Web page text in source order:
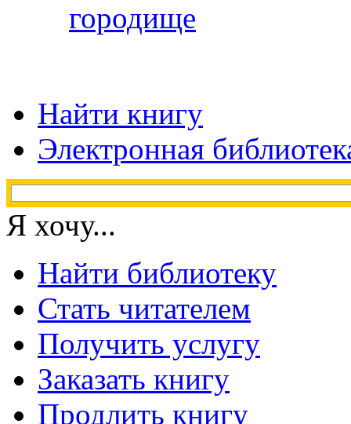
городище
Найти книгу
Электронная
Я хочу...
Найти библиотеку
Стать читателем
Получить услугу
Заказать книгу
Продлить книгу